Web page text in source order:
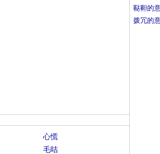
鞑靼的
拨冗的
心慌
毛咕